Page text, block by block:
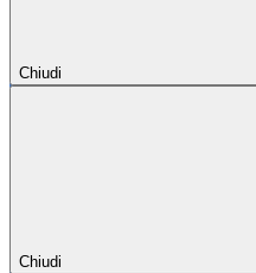
Chiudi
Chiudi